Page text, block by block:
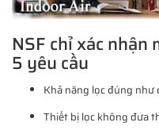
NSF chỉ xác
5 yêu cầu
Khả năng lọc đúng như
Thiết bị lọc không đưa